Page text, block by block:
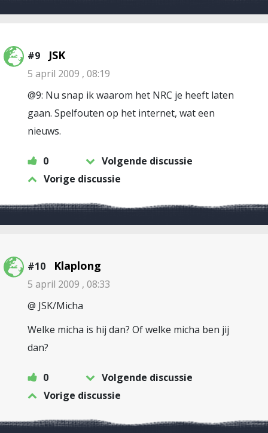
#9 JSK
5 april 2009 , 08:19
@9: Nu snap ik waarom het NRC je heeft laten
gaan. Spelfouten op het internet, wat een
nieuws.
0
Volgende discussie
Vorige discussie
#10 Klaplong
5 april 2009 , 08:33
@ JSK/Micha
Welke micha is hij dan? Of welke micha ben jij
dan?
0
Volgende discussie
Vorige discussie